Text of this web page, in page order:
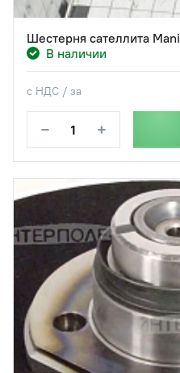
Шестерня сателлита
В наличии
с НДС / за
− +